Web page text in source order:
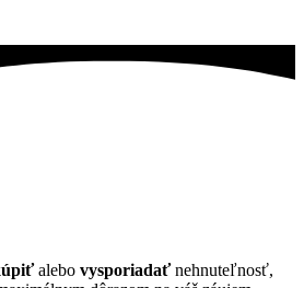
alebo vysporiadaťnehnuteľnosť,